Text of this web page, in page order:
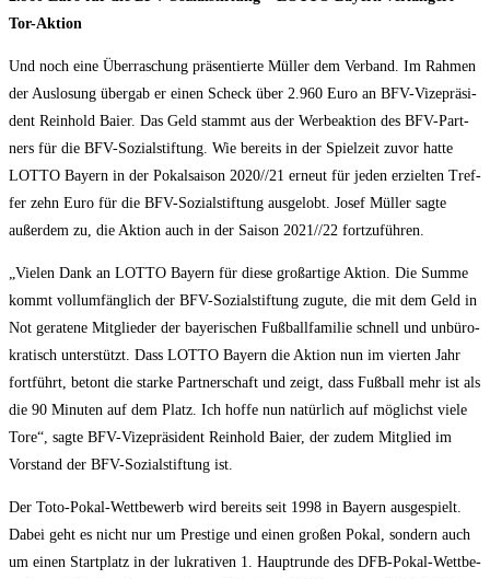
Tor-Aktion
Und noch eine Über­ra­schung prä­sen­tier­te Mül­ler dem Ver­band. Im Rah­men
der Aus­lo­sung über­gab er einen Scheck über 2.960 Euro an BFV-Vize­prä­si­
dent Rein­hold Bai­er. Das Geld stammt aus der Wer­be­ak­ti­on des BFV-Part­
ners für die BFV-Sozi­al­stif­tung. Wie bereits in der Spiel­zeit zuvor hat­te
LOTTO Bay­ern in der Pokal­sai­son 2020/​/​21 erneut für jeden erziel­ten Tref­
fer zehn Euro für die BFV-Sozi­al­stif­tung aus­ge­lobt. Josef Mül­ler sag­te
außer­dem zu, die Akti­on auch in der Sai­son 2021/​/​22 fortzuführen.
„Vie­len Dank an LOTTO Bay­ern für die­se groß­ar­ti­ge Akti­on. Die Sum­me
kommt voll­um­fäng­lich der BFV-Sozi­al­stif­tung zugu­te, die mit dem Geld in
Not gera­te­ne Mit­glie­der der baye­ri­schen Fuß­ball­fa­mi­lie schnell und unbü­ro­
kra­tisch unter­stützt. Dass LOTTO Bay­ern die Akti­on nun im vier­ten Jahr
fort­führt, betont die star­ke Part­ner­schaft und zeigt, dass Fuß­ball mehr ist als
die 90 Minu­ten auf dem Platz. Ich hof­fe nun natür­lich auf mög­lichst vie­le
Tore“, sag­te BFV-Vize­prä­si­dent Rein­hold Bai­er, der zudem Mit­glied im
Vor­stand der BFV-Sozi­al­stif­tung ist.
Der Toto-Pokal-Wett­be­werb wird bereits seit 1998 in Bay­ern aus­ge­spielt.
Dabei geht es nicht nur um Pres­ti­ge und einen gro­ßen Pokal, son­dern auch
um einen Start­platz in der lukra­ti­ven 1. Haupt­run­de des DFB-Pokal-Wett­be­